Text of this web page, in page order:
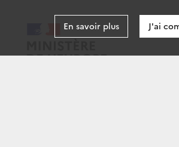
En savoir plus J'ai